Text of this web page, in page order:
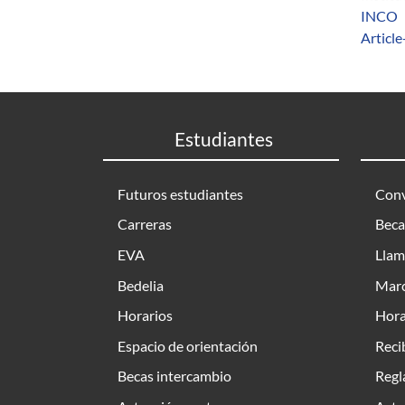
INCO
Estudiantes
Futuros estudiantes
Carreras
EVA
Bedelia
Horarios
Espacio de orientación
Becas intercambio